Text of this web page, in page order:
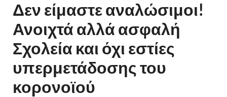
Πειραιά "Η Πρόοδος"
Δεν είμαστε αναλώσιμοι!
Ανοιχτά αλλά ασφαλή
Σχολεία και όχι εστίες
υπερμετάδοσης του
κορονοϊού